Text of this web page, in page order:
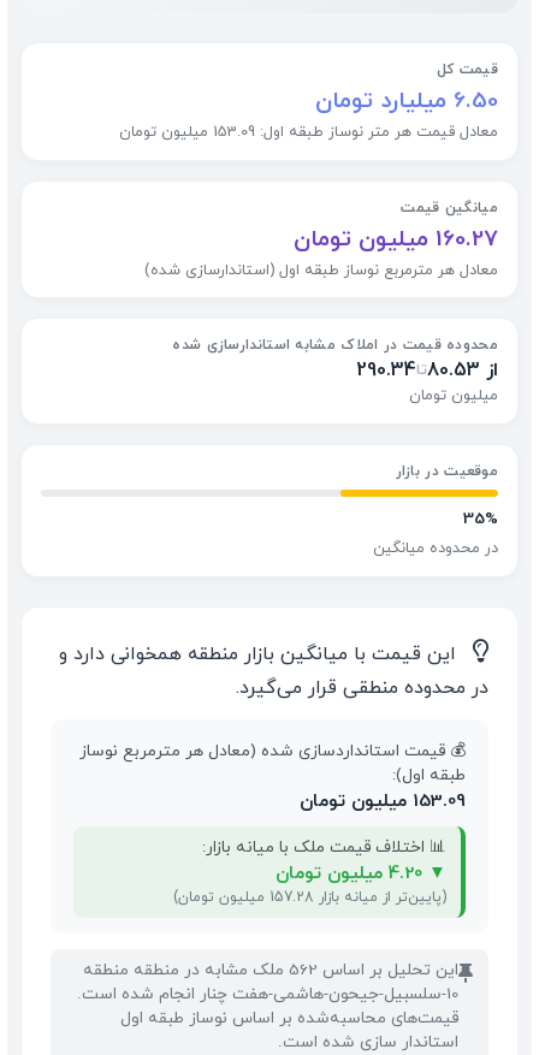
قیمت کل
6.50 میلیارد تومان
معادل قیمت هر متر نوساز طبقه اول: 153.09 میلیون تومان
میانگین قیمت
160.27 میلیون تومان
معادل هر مترمربع نوساز طبقه اول (استاندارسازی شده)
محدوده قیمت در املاک مشابه استاندارسازی شده
از 80.53 تا290.34
میلیون تومان
موقعیت در بازار
35%
در محدوده میانگین
💡
این قیمت با میانگین بازار منطقه همخوانی دارد و
در محدوده منطقی قرار می‌گیرد.
💰 قیمت استانداردسازی شده (معادل هر مترمربع نوساز
طبقه اول):
153.09 میلیون تومان
📊 اختلاف قیمت ملک با میانه بازار:
▼4.20 میلیون تومان
(پایین‌تر از میانه بازار 157.28 میلیون تومان)
📌
این تحلیل بر اساس 562 ملک مشابه در منطقه منطقه
10-سلسبیل-جیحون-هاشمی-هفت چنار انجام شده است.
قیمت‌های محاسبه‌شده بر اساس نوساز طبقه اول
استاندار سازی شده است.